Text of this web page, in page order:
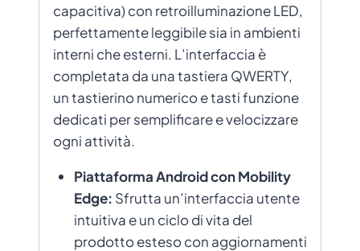
capacitiva) con retroilluminazione LED,
perfettamente leggibile sia in ambienti
interni che esterni. L’interfaccia è
completata da una tastiera QWERTY,
un tastierino numerico e tasti funzione
dedicati per semplificare e velocizzare
ogni attività.
Piattaforma Android con Mobility
Edge: Sfrutta un’interfaccia utente
intuitiva e un ciclo di vita del
prodotto esteso con aggiornamenti